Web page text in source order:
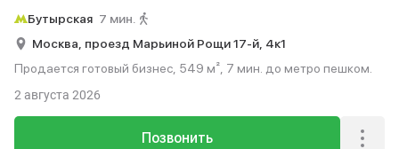
Бутырская 7 мин.
Москва, проезд Марьиной Рощи 17-й, 4к1
Продается готовый бизнес, 549 м², 7 мин. до метро пешком.
Позвонить
2 августа 2026